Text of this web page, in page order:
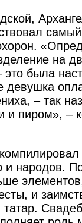
на
была
девушка
– так
и пиром», –
и народов.
и